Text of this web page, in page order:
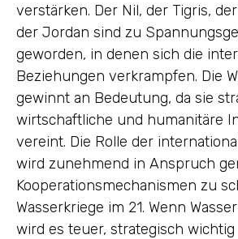
verstärken. Der Nil, der Tigris,
der Jordan sind zu
geworden, in denen sich die
Beziehungen verkrampfen. Die
gewinnt an Bedeutung, da sie
wirtschaftliche und humanitäre
vereint. Die Rolle der
wird zunehmend in Anspruch
Kooperationsmechanismen zu
Wasserkriege im 21. Wenn
wird es teuer, strategisch